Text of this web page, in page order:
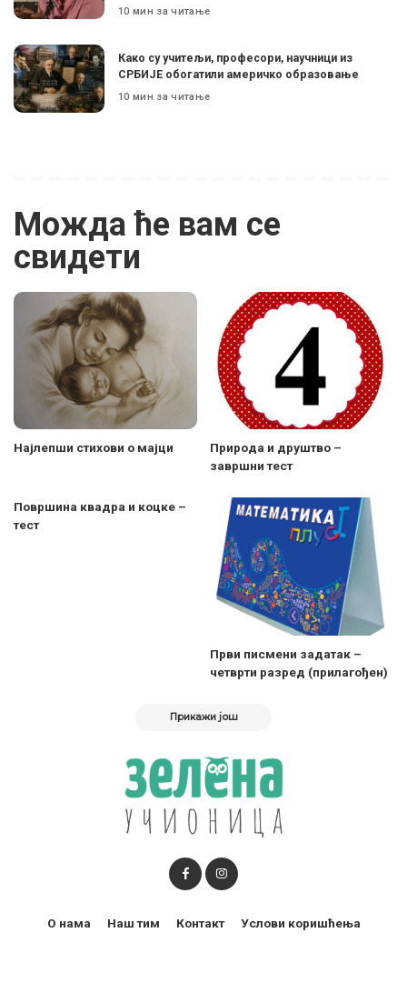
10 мин за читање
Како су учитељи, професори, научници из
СРБИЈЕ обогатили америчко образовање
10 мин за читање
Можда ће вам се
свидети
Најлепши стихови о мајци
Природа и друштво –
завршни тест
Површина квадра и коцке –
тест
Први писмени задатак –
четврти разред (прилагођен)
Прикажи још
О нама Наш тим Контакт Услови коришћења